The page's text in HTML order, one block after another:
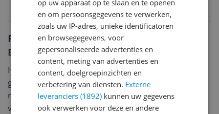
Bekijk product
Reviews
Er zijn nog geen reviews geschreven
Heb jij dit product in bezit en wil je graag je mening
geven? Start dan hieronder met het schrijven van je
review. Afhankelijk van de details duurt het schrijven
van een review gemiddeld tussen de 3 en 10 minuten.
op uw apparaat op te slaan en te openen
en om persoonsgegevens te verwerken,
zoals uw IP-adres, unieke identificatoren
en browsegegevens, voor
gepersonaliseerde advertenties en
content, meting van advertenties en
content, doelgroepinzichten en
verbetering van diensten. Externe
leveranciers (1892) kunnen uw gegevens
ook verwerken voor deze en andere